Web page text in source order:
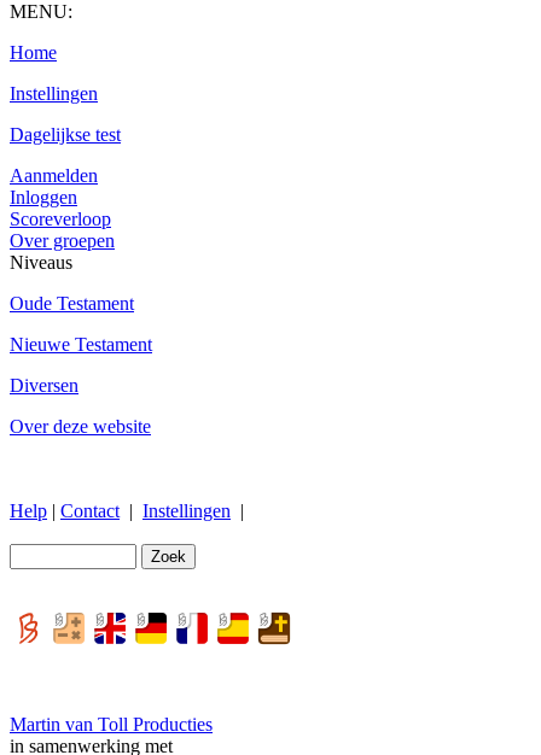
MENU:
Home
Instellingen
Dagelijkse test
Aanmelden
Inloggen
Scoreverloop
Over groepen
Niveaus
Oude Testament
Nieuwe Testament
Diversen
Over deze website
Help | Contact | Instellingen |
Martin van Toll Producties
in samenwerking met